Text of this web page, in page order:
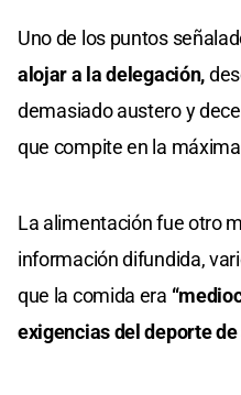
Uno de los puntos
alojar a la delegación,
demasiado austero y
que compite en la
La alimentación fue otro
información difundida,
que la comida era
exigencias del deporte de